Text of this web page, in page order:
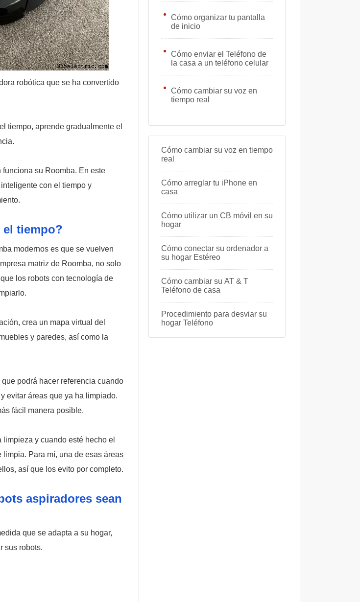
robótica que se ha convertido
tiempo, aprende gradualmente el
funciona su Roomba. En este
con el tiempo y
el tiempo?
modernos es que se vuelven
matriz de Roomba, no solo
los robots con tecnología de
crea un mapa virtual del
y paredes, así como la
podrá hacer referencia cuando
evitar áreas que ya ha limpiado.
fácil manera posible.
y cuando esté hecho el
Para mí, una de esas áreas
así que los evito por completo.
aspiradores sean
que se adapta a su hogar,
sus robots.
Cómo organizar tu pantalla
de inicio
Cómo enviar el Teléfono de
la casa a un teléfono celular
Cómo cambiar su voz en
tiempo real
Cómo cambiar su voz en tiempo
real
Cómo arreglar tu iPhone en
casa
Cómo utilizar un CB móvil en su
hogar
Cómo conectar su ordenador a
su hogar Estéreo
Cómo cambiar su AT & T
Teléfono de casa
Procedimiento para desviar su
hogar Teléfono